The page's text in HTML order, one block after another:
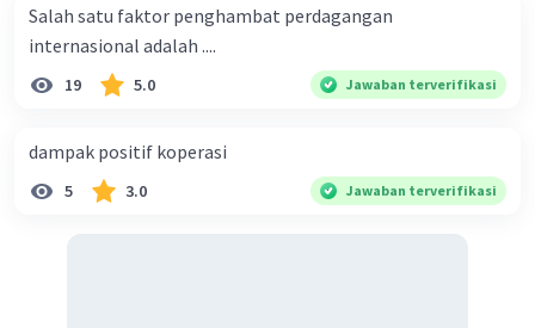
Salah satu faktor penghambat perdagangan
internasional adalah ....
19 5.0 Jawaban terverifikasi
dampak positif koperasi
5 3.0 Jawaban terverifikasi